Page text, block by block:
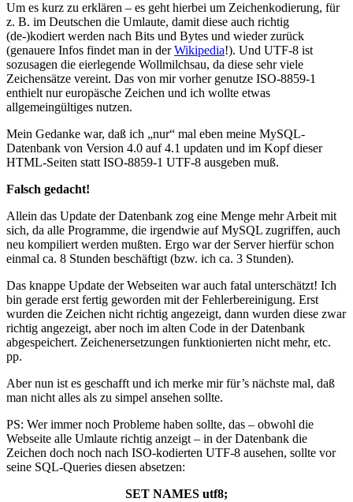
Um es kurz zu erklären – es geht hierbei um Zeichenkodierung, für
z. B. im Deutschen die Umlaute, damit diese auch richtig
(de-)kodiert werden nach Bits und Bytes und wieder zurück
(genauere Infos findet man in derWikipedia!). Und UTF-8 ist
sozusagen die eierlegende Wollmilchsau, da diese sehr viele
Zeichensätze vereint. Das von mir vorher genutze ISO-8859-1
enthielt nur europäsche Zeichen und ich wollte etwas
allgemeingültiges nutzen.
Mein Gedanke war, daß ich „nur“ mal eben meine MySQL-
Datenbank von Version 4.0 auf 4.1 updaten und im Kopf dieser
HTML-Seiten statt ISO-8859-1 UTF-8 ausgeben muß.
Falsch gedacht!
Allein das Update der Datenbank zog eine Menge mehr Arbeit mit
sich, da alle Programme, die irgendwie auf MySQL zugriffen, auch
neu kompiliert werden mußten. Ergo war der Server hierfür schon
einmal ca. 8 Stunden beschäftigt (bzw. ich ca. 3 Stunden).
Das knappe Update der Webseiten war auch fatal unterschätzt! Ich
bin gerade erst fertig geworden mit der Fehlerbereinigung. Erst
wurden die Zeichen nicht richtig angezeigt, dann wurden diese zwar
richtig angezeigt, aber noch im alten Code in der Datenbank
abgespeichert. Zeichenersetzungen funktionierten nicht mehr, etc.
pp.
Aber nun ist es geschafft und ich merke mir für’s nächste mal, daß
man nicht alles als zu simpel ansehen sollte.
PS: Wer immer noch Probleme haben sollte, das – obwohl die
Webseite alle Umlaute richtig anzeigt – in der Datenbank die
Zeichen doch noch nach ISO-kodierten UTF-8 ausehen, sollte vor
seine SQL-Queries diesen absetzen:
SET NAMES utf8;